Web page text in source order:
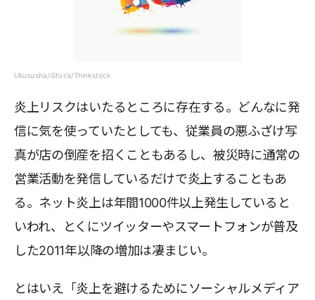
Ukususha/iStock/Thinkstock
炎上リスクはいたるところに存在する。どんなに発
信に気を使っていたとしても、従業員の悪ふざけ写
真が店の倒産を招くこともあるし、被災時に通常の
営業活動を発信しているだけで炎上することもあ
る。ネット炎上は年間1000件以上発生していると
いわれ、とくにツイッターやスマートフォンが普及
した2011年以降の増加は凄まじい。
とはいえ「炎上を避けるためにソーシャルメディア